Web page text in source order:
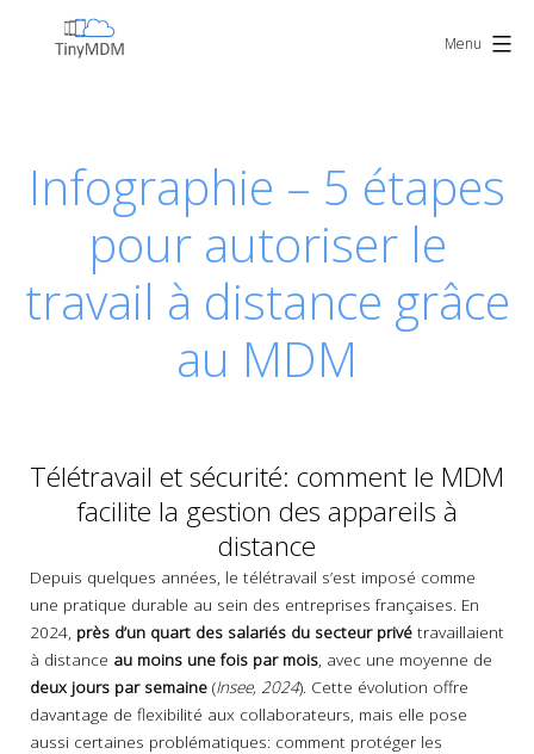
TinyMDM Menu
Infographie – 5 étapes
pour autoriser le
travail à distance grâce
au MDM
Télétravail et sécurité: comment le MDM
facilite la gestion des appareils à
distance
Depuis quelques années, le télétravail s’est imposé comme
une pratique durable au sein des entreprises françaises. En
2024, près d’un quart des salariés du secteur privé travaillaient
à distance au moins une fois par mois , avec une moyenne de
deux jours par semaine (Insee, 2024). Cette évolution offre
davantage de flexibilité aux collaborateurs, mais elle pose
aussi certaines problématiques: comment protéger les